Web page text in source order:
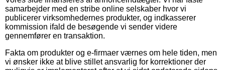
samarbejder med en stribe online selskaber hvor vi
publicerer virksomhedernes produkter, og indkasserer
kommission ifald de besøgende vi sender videre
gennemfører en transaktion.
Fakta om produkter og e-firmaer værnes om hele tiden, men
vi ønsker ikke at blive stillet ansvarlig for korrektioner der